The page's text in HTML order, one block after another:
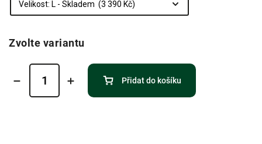
Zvolte variantu
Přidat do košíku